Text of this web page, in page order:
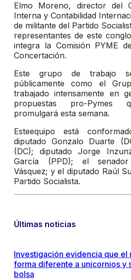
Elmo Moreno, director del
Interna y Contabilidad
de militante del Partido
representantes de este
integra la Comisión PYME
Concertación.
Este grupo de trabajo
públicamente como el
trabajado intensamente en
propuestas pro-Pymes
promulgará esta semana.
Esteequipo está
diputado Gonzalo Duarte
(DC); diputado Jorge
García (PPD); el
Vásquez; y el diputado Raúl
Partido Socialista.
Últimas noticias
Investigación evidencia que el
forma diferente a unicornios y
bolsa